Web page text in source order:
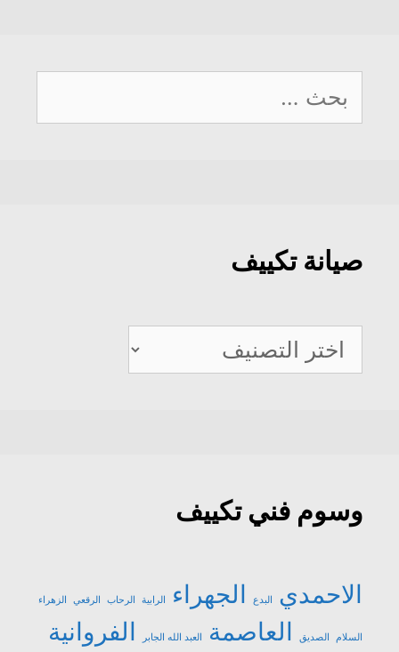
عن:
صيانة تكييف
صيانة
تكييف
وسوم فني تكييف
الاحمدي البدع الجهراء الرابية الرحاب الرقعي الزهراء
السلام الصديق العاصمة العبد الله الجابر الفروانية